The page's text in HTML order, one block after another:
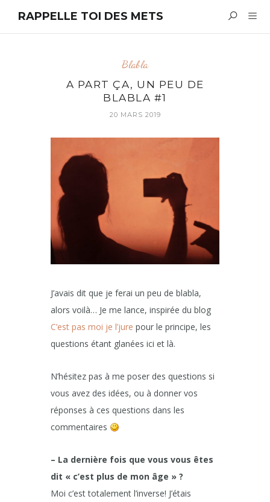
RAPPELLE TOI DES METS
Blabla
A PART ÇA, UN PEU DE
BLABLA #1
20 MARS 2019
J’avais dit que je ferai un peu de blabla,
alors voilà… Je me lance, inspirée du blog
C’est pas moi je l’jure pour le principe, les
questions étant glanées ici et là.
N’hésitez pas à me poser des questions si
vous avez des idées, ou à donner vos
réponses à ces questions dans les
commentaires
– La dernière fois que vous vous êtes
dit « c’est plus de mon âge » ?
Moi c’est totalement l’inverse! J’étais